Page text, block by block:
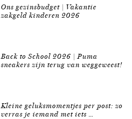
Ons gezinsbudget | Vakantie
zakgeld kinderen 2026
Back to School 2026 | Puma
sneakers zijn terug van weggeweest!
Kleine geluksmomentjes per post: zo
verras je iemand met iets …